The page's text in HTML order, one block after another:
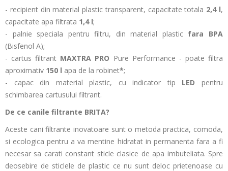
- recipient din material plastic transparent, capacitate totala 2,4 l,
capacitate apa filtrata 1,4 l;
- palnie speciala pentru filtru, din material plastic fara BPA
(Bisfenol A);
- cartus filtrant MAXTRA PRO Pure Performance - poate filtra
aproximativ 150 l apa de la robinet*;
- capac din material plastic, cu indicator tip LED pentru
schimbarea cartusului filtrant.
De ce canile filtrante BRITA?
Aceste cani filtrante inovatoare sunt o metoda practica, comoda,
si ecologica pentru a va mentine hidratat in permanenta fara a fi
necesar sa carati constant sticle clasice de apa imbuteliata. Spre
deosebire de sticlele de plastic ce nu sunt deloc prietenoase cu